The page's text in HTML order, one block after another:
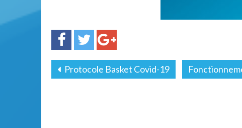
Protocole Basket Covid-19